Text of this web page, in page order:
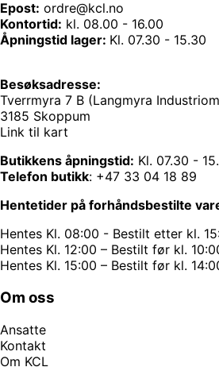
Epost: ordre@kcl.no
Kontortid: kl. 08.00 - 16.00
Åpningstid lager: Kl. 07.30 - 15.30
Besøksadresse:
Tverrmyra 7 B (Langmyra
3185 Skoppum
Link til kart
Butikkens åpningstid: Kl. 07.30 -
Telefon butikk: +47 33 04 18 89
Hentetider på forhåndsbestilte
Hentes Kl. 08:00 - Bestilt etter kl.
Hentes Kl. 12:00 – Bestilt før kl.
Hentes Kl. 15:00 – Bestilt før kl.
Om oss
Ansatte
Kontakt
Om KCL